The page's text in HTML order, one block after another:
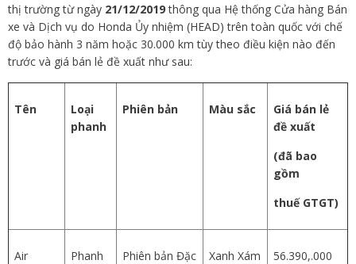
thị trường từ ngày 21/12/2019thông qua Hệ thống Cửa hàng Bán
xe và Dịch vụ do Honda Ủy nhiệm (HEAD) trên toàn quốc với chế
độ bảo hành 3 năm hoặc 30.000 km tùy theo điều kiện nào đến
trước và giá bán lẻ đề xuất như sau:
Tên
Loại
phanh
Phiên bản Màu sắc
Giá bán lẻ
đề xuất
(đã bao
gồm
thuế GTGT)
Air
Phanh
Phiên bản Đặc
Xanh Xám
56.390,.000